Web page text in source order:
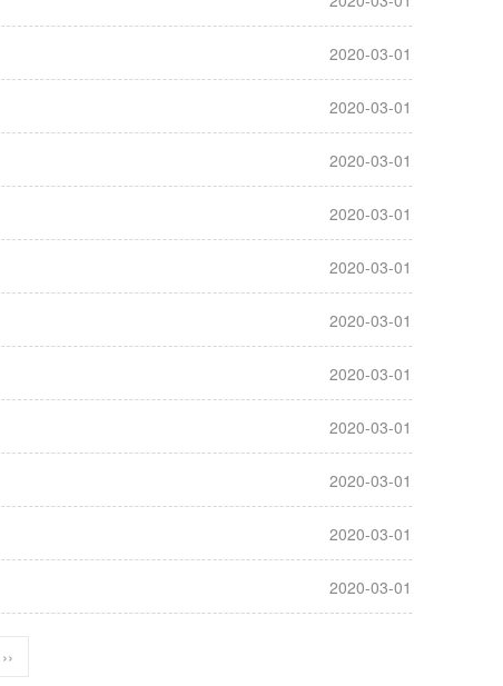
2020-03-01
2020-03-01
2020-03-01
2020-03-01
2020-03-01
2020-03-01
2020-03-01
2020-03-01
2020-03-01
2020-03-01
2020-03-01
››